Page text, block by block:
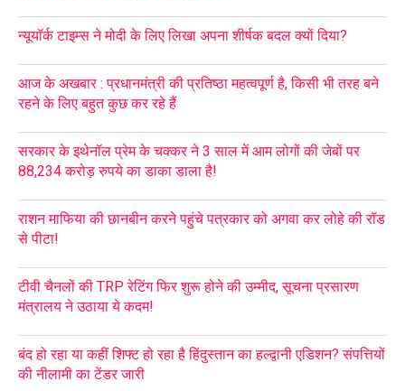
न्यूयॉर्क टाइम्स ने मोदी के लिए लिखा अपना शीर्षक बदल क्यों दिया?
आज के अखबार : प्रधानमंत्री की प्रतिष्ठा महत्वपूर्ण है, किसी भी तरह बने
रहने के लिए बहुत कुछ कर रहे हैं
सरकार के इथेनॉल प्रेम के चक्कर ने 3 साल में आम लोगों की जेबों पर
88,234 करोड़ रुपये का डाका डाला है!
राशन माफिया की छानबीन करने पहुंचे पत्रकार को अगवा कर लोहे की रॉड
से पीटा!
टीवी चैनलों की TRP रेटिंग फिर शुरू होने की उम्मीद, सूचना प्रसारण
मंत्रालय ने उठाया ये कदम!
बंद हो रहा या कहीं शिफ्ट हो रहा है हिंदुस्तान का हल्द्वानी एडिशन? संपत्तियों
की नीलामी का टेंडर जारी